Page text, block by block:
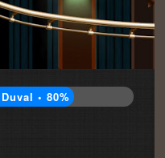
• 80%